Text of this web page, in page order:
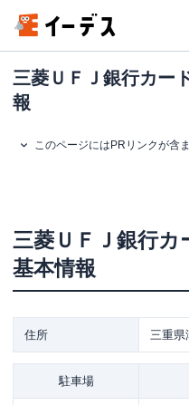
三菱ＵＦＪ銀行カー
報
このページにはPRリンクが含
三菱ＵＦＪ銀行カ
基本情報
住所 三重県
駐車場